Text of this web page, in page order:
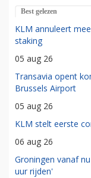
Best gelezen
KLM annuleert
staking
05 aug 26
Transavia opent
Brussels Airport
05 aug 26
KLM stelt eerste
06 aug 26
Groningen vanaf
uur rijden'